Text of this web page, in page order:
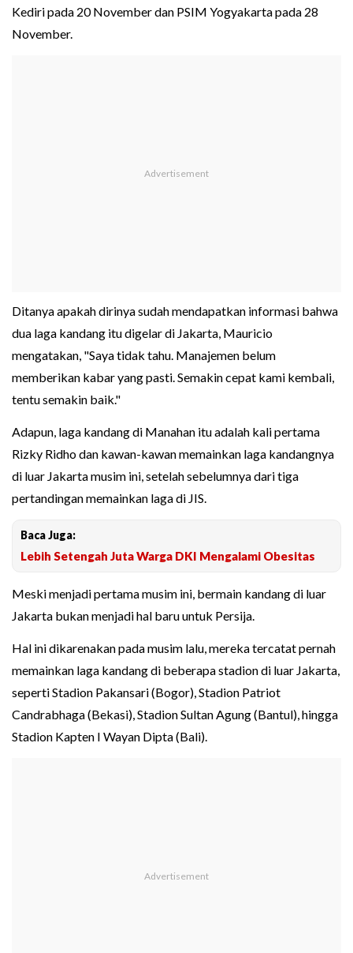
Kediri pada 20 November dan PSIM Yogyakarta pada 28
November.
Ditanya apakah dirinya sudah mendapatkan informasi bahwa
dua laga kandang itu digelar di Jakarta, Mauricio
mengatakan, "Saya tidak tahu. Manajemen belum
memberikan kabar yang pasti. Semakin cepat kami kembali,
tentu semakin baik."
Adapun, laga kandang di Manahan itu adalah kali pertama
Rizky Ridho dan kawan-kawan memainkan laga kandangnya
di luar Jakarta musim ini, setelah sebelumnya dari tiga
pertandingan memainkan laga di JIS.
Baca Juga:
Lebih Setengah Juta Warga DKI Mengalami Obesitas
Meski menjadi pertama musim ini, bermain kandang di luar
Jakarta bukan menjadi hal baru untuk Persija.
Hal ini dikarenakan pada musim lalu, mereka tercatat pernah
memainkan laga kandang di beberapa stadion di luar Jakarta,
seperti Stadion Pakansari (Bogor), Stadion Patriot
Candrabhaga (Bekasi), Stadion Sultan Agung (Bantul), hingga
Stadion Kapten I Wayan Dipta (Bali).